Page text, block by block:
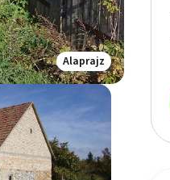
Alaprajz